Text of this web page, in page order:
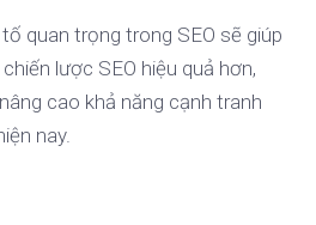
quan trọng trong SEO sẽ giúp
lược SEO hiệu quả hơn,
cao khả năng cạnh tranh
nay.